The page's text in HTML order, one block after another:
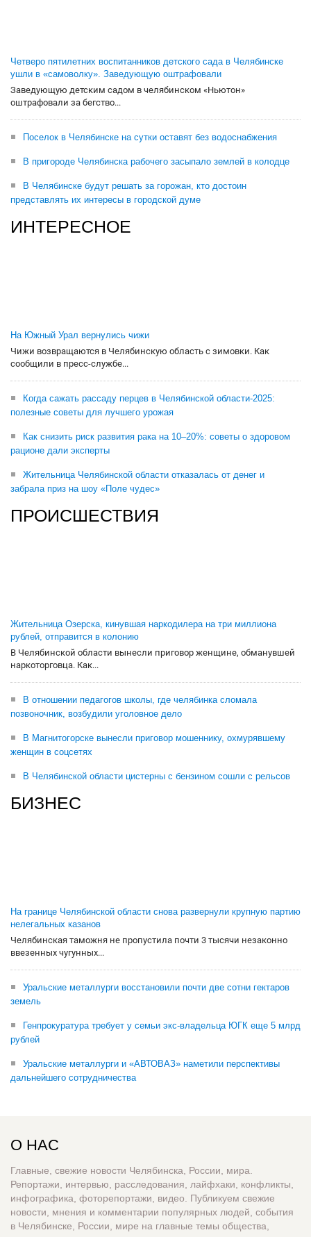
Четверо пятилетних воспитанников детского сада в Челябинске
ушли в «самоволку». Заведующую оштрафовали
Заведующую детским садом в челябинском «Ньютон»
оштрафовали за бегство...
Поселок в Челябинске на сутки оставят без водоснабжения
В пригороде Челябинска рабочего засыпало землей в колодце
В Челябинске будут решать за горожан, кто достоин
представлять их интересы в городской думе
ИНТЕРЕСНОЕ
На Южный Урал вернулись чижи
Чижи возвращаются в Челябинскую область с зимовки. Как
сообщили в пресс-службе...
Когда сажать рассаду перцев в Челябинской области-2025:
полезные советы для лучшего урожая
Как снизить риск развития рака на 10–20%: советы о здоровом
рационе дали эксперты
Жительница Челябинской области отказалась от денег и
забрала приз на шоу «Поле чудес»
ПРОИСШЕСТВИЯ
Жительница Озерска, кинувшая наркодилера на три миллиона
рублей, отправится в колонию
В Челябинской области вынесли приговор женщине, обманувшей
наркоторговца. Как...
В отношении педагогов школы, где челябинка сломала
позвоночник, возбудили уголовное дело
В Магнитогорске вынесли приговор мошеннику, охмурявшему
женщин в соцсетях
В Челябинской области цистерны с бензином сошли с рельсов
БИЗНЕС
На границе Челябинской области снова развернули крупную партию
нелегальных казанов
Челябинская таможня не пропустила почти 3 тысячи незаконно
ввезенных чугунных...
Уральские металлурги восстановили почти две сотни гектаров
земель
Генпрокуратура требует у семьи экс-владельца ЮГК еще 5 млрд
рублей
Уральские металлурги и «АВТОВАЗ» наметили перспективы
дальнейшего сотрудничества
О НАС
Главные, свежие новости Челябинска, России, мира.
Репортажи, интервью, расследования, лайфхаки, конфликты,
инфографика, фоторепортажи, видео. Публикуем свежие
новости, мнения и комментарии популярных людей, события
в Челябинске, России, мире на главные темы общества,